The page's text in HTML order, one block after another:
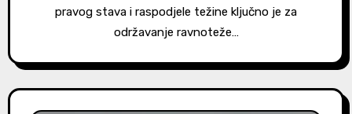
pravog stava i raspodjele težine ključno je za
održavanje ravnoteže…